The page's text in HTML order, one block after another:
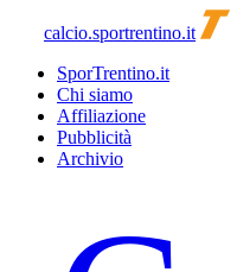
calcio.sportrentino.it
SporTrentino.it
Chi siamo
Affiliazione
Pubblicità
Archivio